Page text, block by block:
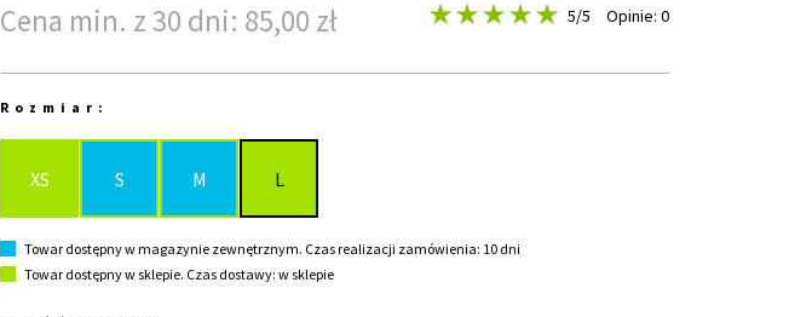
Cena min. z 30 dni: 85,00 zł
5/5 Opinie: 0
Rozmiar:
XS S M L
Towar dostępny w magazynie zewnętrznym. Czas realizacji zamówienia: 10 dni
Towar dostępny w sklepie. Czas dostawy: w sklepie